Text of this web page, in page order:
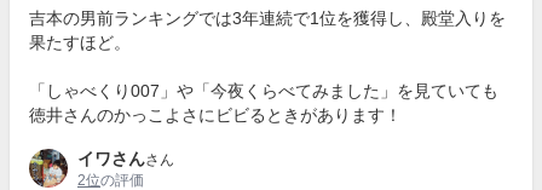
吉本の男前ランキングでは3年連続で1位を獲得し、殿堂入りを
果たすほど。
「しゃべくり007」や「今夜くらべてみました」を見ていても
徳井さんのかっこよさにビビるときがあります！
イワさんさん
2位の評価